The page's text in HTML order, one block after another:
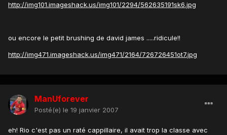
http://img101.imageshack.us/img101/2294/562635191sk6.jpg
ou encore le petit brushing de david james .....ridicule!!
http://img471.imageshack.us/img471/2164/726726451ot7.jpg
ManUforever
Posté(e) le 19 janvier 2007
eh! Rio c'est pas un raté cappillaire, il avait trop la classe avec